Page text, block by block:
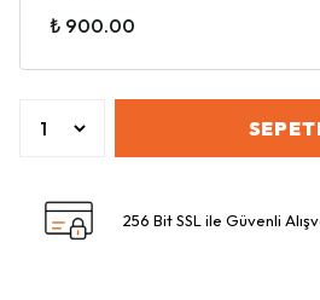
₺ 900.00
256 Bit SSL ile Güvenli